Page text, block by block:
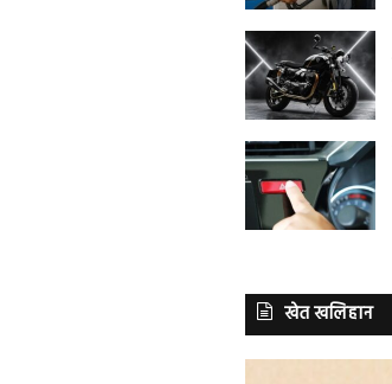
खेत खलिहान